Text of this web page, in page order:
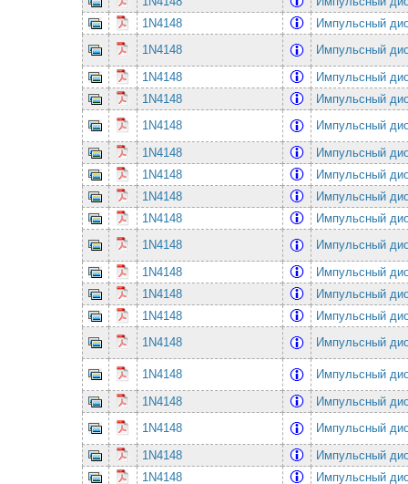
1N4148
Импульсный
1N4148
Импульсный
1N4148
Импульсный
1N4148
Импульсный
1N4148
Импульсный
1N4148
Импульсный
1N4148
Импульсный
1N4148
Импульсный
1N4148
Импульсный
1N4148
Импульсный
1N4148
Импульсный
1N4148
Импульсный
1N4148
Импульсный
1N4148
Импульсный
1N4148
Импульсный
1N4148
Импульсный
1N4148
Импульсный
1N4148
Импульсный
1N4148
Импульсный